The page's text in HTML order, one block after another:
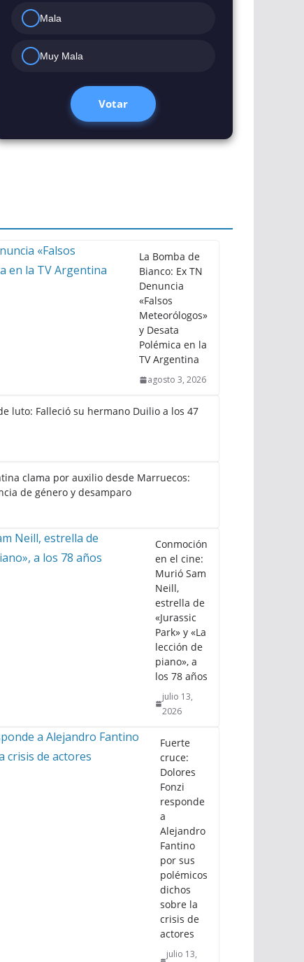
Mala
Muy Mala
Votar
La Bomba de
Bianco: Ex TN
Denuncia
«Falsos
Meteorólogos»
y Desata
Polémica en la
TV Argentina
agosto 3, 2026
luto: Falleció su hermano Duilio a los 47
clama por auxilio desde Marruecos:
de género y desamparo
Conmoción
en el cine:
Murió Sam
Neill,
estrella de
«Jurassic
Park» y «La
lección de
piano», a
los 78 años
julio 13,
2026
Fuerte
cruce:
Dolores
Fonzi
responde
a
Alejandro
Fantino
por sus
polémicos
dichos
sobre la
crisis de
actores
julio 13,